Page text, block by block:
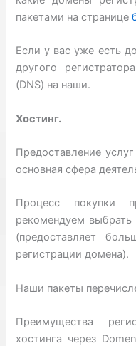
пакетами на странице
Если у вас уже есть
другого
(DNS) на наши.
Хостинг.
Предоставление
основная сфера
Процесс покупки
рекомендуем
(предоставляет
регистрации домена).
Наши пакеты
Преимущества
хостинга через